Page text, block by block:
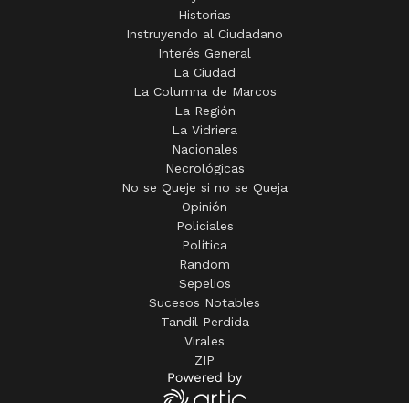
Interés General
La Ciudad
La Columna de Marcos
La Región
La Vidriera
Nacionales
Necrológicas
No se Queje si no se Queja
Opinión
Policiales
Política
Random
Sepelios
Sucesos Notables
Tandil Perdida
Virales
ZIP
Una Empresa de